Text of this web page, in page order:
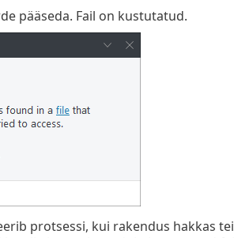
pääseda. Fail on kustutatud.
protsessi, kui rakendus hakkas